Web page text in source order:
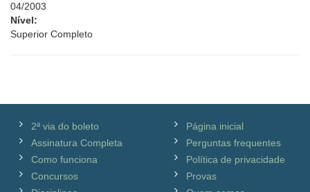
04/2003
Nível:
Superior Completo
2ª via do boleto
Assinatura Completa
Como funciona
Concursos
Página inicial
Perguntas frequentes
Política de privacidade
Provas